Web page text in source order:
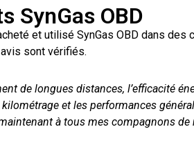
SynGas OBD
et utilisé SynGas OBD dans des
sont vérifiés.
de longues distances, l’efficacité
et les performances
à tous mes compagnons de